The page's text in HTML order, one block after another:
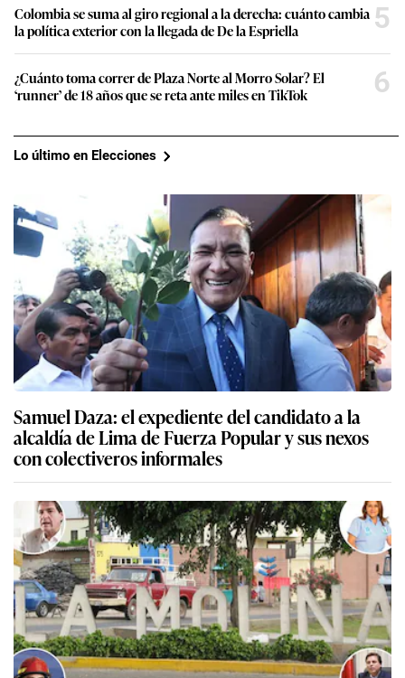
Colombia se suma al giro regional a la derecha: cuánto cambia
la política exterior con la llegada de De la Espriella
5
¿Cuánto toma correr de Plaza Norte al Morro Solar? El
‘runner’ de 18 años que se reta ante miles en TikTok
6
Lo último en Elecciones
Samuel Daza: el expediente del candidato a la
alcaldía de Lima de Fuerza Popular y sus nexos
con colectiveros informales